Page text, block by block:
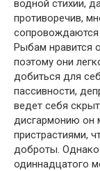
водной стихии,
противоречив,
сопровождаются
Рыбам нравится
поэтому они
добиться для
пассивности,
ведет себя
дисгармонию он
пристрастиями,
доброты.
одиннадцатого